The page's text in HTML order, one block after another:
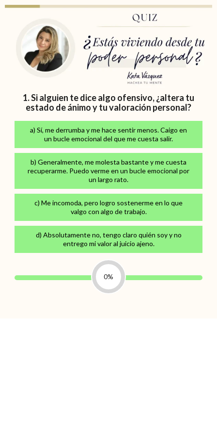
1. Si alguien te dice algo ofensivo, ¿altera tu
estado de ánimo y tu valoración personal?
a) Sí, me derrumba y me hace sentir menos. Caigo en
un bucle emocional del que me cuesta salir.
b) Generalmente, me molesta bastante y me cuesta
recuperarme. Puedo verme en un bucle emocional por
un largo rato.
c) Me incomoda, pero logro sostenerme en lo que
valgo con algo de trabajo.
d) Absolutamente no, tengo claro quién soy y no
entrego mi valor al juicio ajeno.
0%